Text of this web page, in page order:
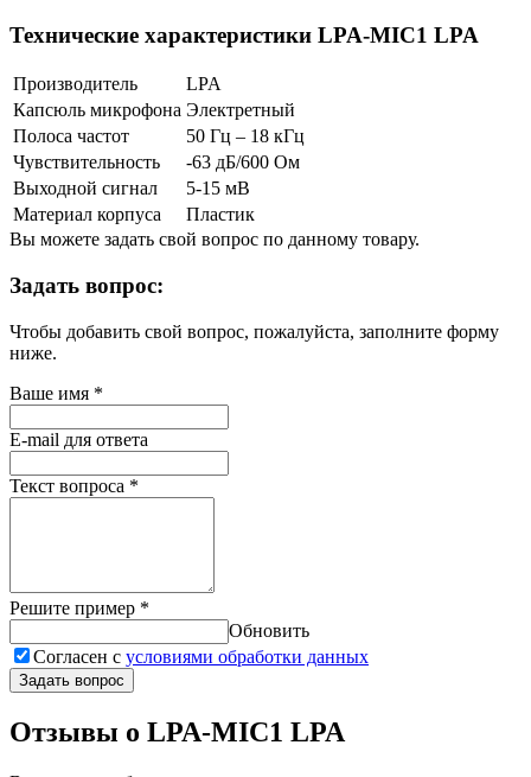
Технические характеристики LPA-MIC1 LPA
Производитель
LPA
Капсюль микрофона Электретный
Полоса частот
50 Гц – 18 кГц
Чувствительность
-63 дБ/600 Ом
Выходной сигнал
5-15 мВ
Материал корпуса
Пластик
Вы можете задать свой вопрос по данному товару.
Задать вопрос:
Чтобы добавить свой вопрос, пожалуйста, заполните форму
ниже.
Ваше имя *
E-mail для ответа
Текст вопроса *
Решите пример *
Обновить
Согласен с условиями обработки данных
Задать вопрос
Отзывы о LPA-MIC1 LPA